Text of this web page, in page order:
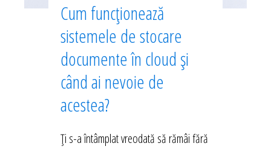
Cum funcționează
sistemele de stocare
documente în cloud și
când ai nevoie de
acestea?
Ți s-a întâmplat vreodată să rămâi fără